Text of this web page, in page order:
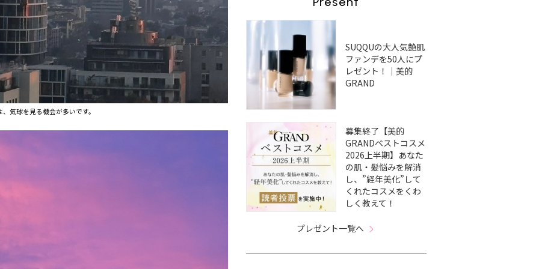
気球を見る機会が多いです。
SUQQUの大人気艶肌
ファンデを50人にプ
レゼント！｜美的
GRAND
募集終了【美的
GRANDベストコスメ
2026上半期】あなた
の肌・髪悩みを解消
し、”経年美化”して
くれたコスメをくわ
しく教えて！
プレゼント一覧へ